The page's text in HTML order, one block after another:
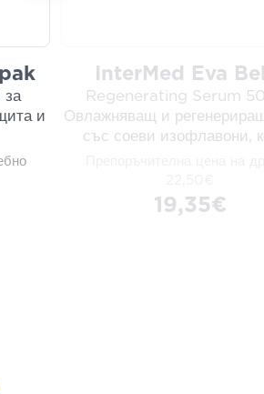
за
и
InterMed Eva
Regenerating Serum
Овлажняващ и
със соеви изофлавони,
19,35€